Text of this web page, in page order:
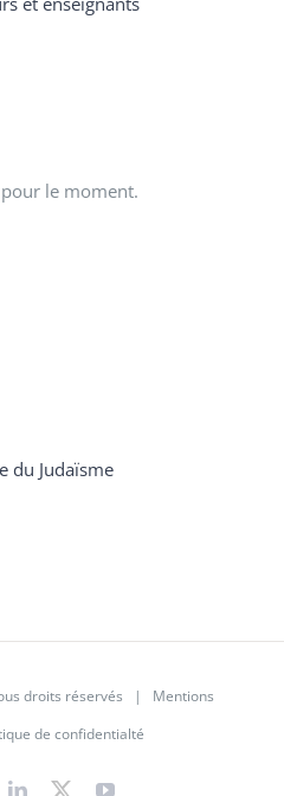
le moment.
du Judaïsme
droits réservés | Mentions
de confidentialté
LinkedIn
X YouTube